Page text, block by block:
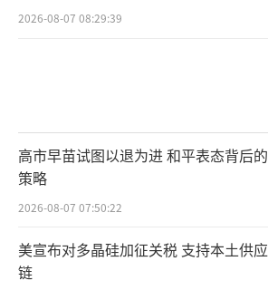
2026-08-07 08:29:39
高市早苗试图以退为进 和平表态背后的
策略
2026-08-07 07:50:22
美宣布对多晶硅加征关税 支持本土供应
链